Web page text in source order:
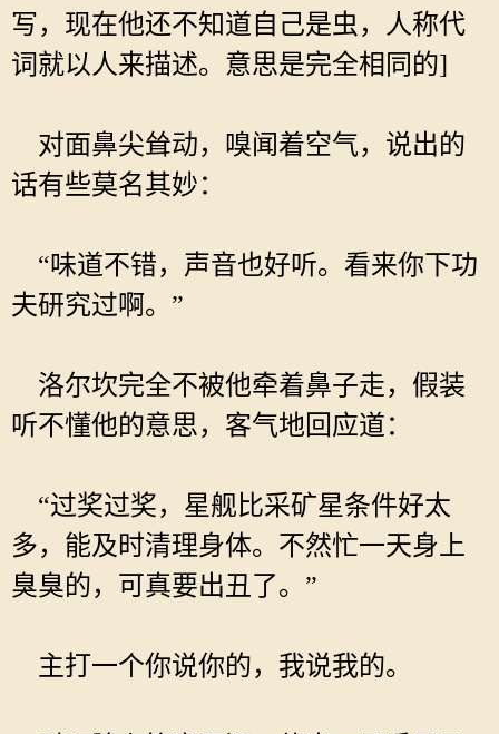
写，现在他还不知道自己是虫，人称代
词就以人来描述。意思是完全相同的]
对面鼻尖耸动，嗅闻着空气，说出的
话有些莫名其妙：
“味道不错，声音也好听。看来你下功
夫研究过啊。”
洛尔坎完全不被他牵着鼻子走，假装
听不懂他的意思，客气地回应道：
“过奖过奖，星舰比采矿星条件好太
多，能及时清理身体。不然忙一天身上
臭臭的，可真要出丑了。”
主打一个你说你的，我说我的。